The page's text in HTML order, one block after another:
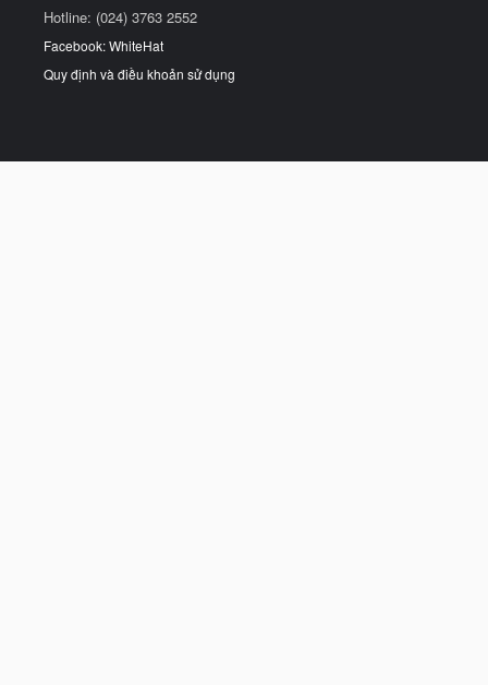
Hotline: (024) 3763 2552
Facebook: WhiteHat
Quy định và điều khoản sử dụng